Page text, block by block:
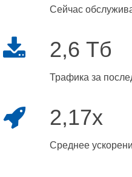
Сейчас
2,6 Тб
Трафика за
2,17x
Среднее